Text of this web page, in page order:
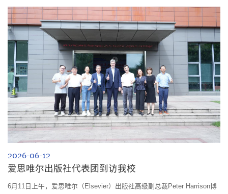
20个国家和地区的近400位代表参会，其中海外代表约100人，汇聚了高
分子科学领域国际顶尖学术阵容。参会嘉宾包括多位来自美国、中国及其
他发达国家的两院院士，...
2026-06-12
爱思唯尔出版社代表团到访我校
6月11日上午，爱思唯尔（Elsevier）出版社高级副总裁Peter Harrison博